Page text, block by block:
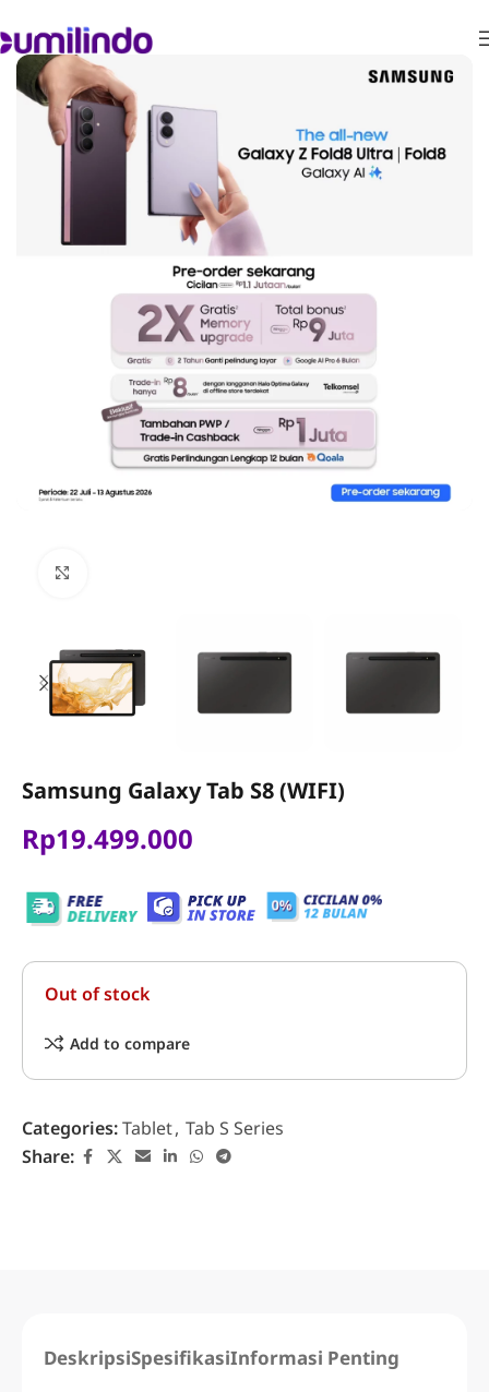
Home Tablet Tab S Series
Samsung Galaxy Tab S8 (WIFI)
Rp19.499.000
Out of stock
Add to compare
Categories:Tablet, Tab S Series
Share:
DeskripsiSpesifikasiInformasi Penting